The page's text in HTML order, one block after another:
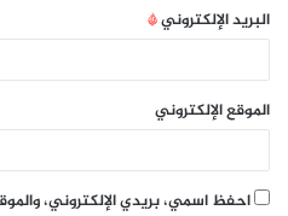
البريد الإلكتروني*
الموقع الإلكتروني
احفظ اسمي، بريدي الإلكتروني،